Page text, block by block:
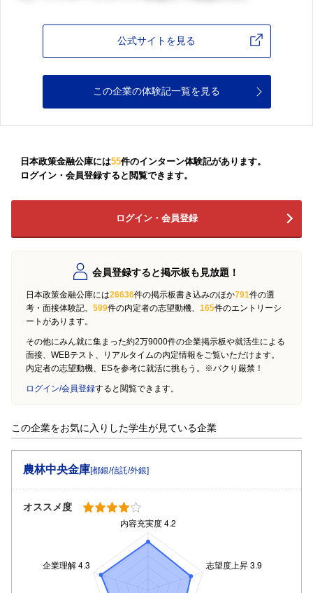
公式サイトを見る
この企業の体験記一覧を見る
日本政策金融公庫には55件のインターン体験記があります。
ログイン・会員登録すると閲覧できます。
ログイン・会員登録
会員登録すると掲示板も見放題！
日本政策金融公庫には26636件の掲示板書き込みのほか791件の選
考・面接体験記、 599件の内定者の志望動機、 165件のエントリーシ
ートがあります。
その他にみん就に集まった約2万9000件の企業掲示板や就活生による
面接、WEBテスト、リアルタイムの内定情報をご覧いただけます。
内定者の志望動機、ESを参考に就活に挑もう。※パクり厳禁！
ログイン/会員登録すると閲覧できます。
この企業をお気に入りした学生が見ている企業
農林中央金庫[都銀/信託/外銀]
オススメ度